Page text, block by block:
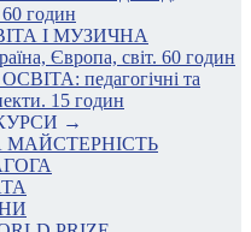
60 годин
І МУЗИЧНА
Європа, світ. 60 годин
педагогічні та
15 годин
→
МАЙСТЕРНІСТЬ